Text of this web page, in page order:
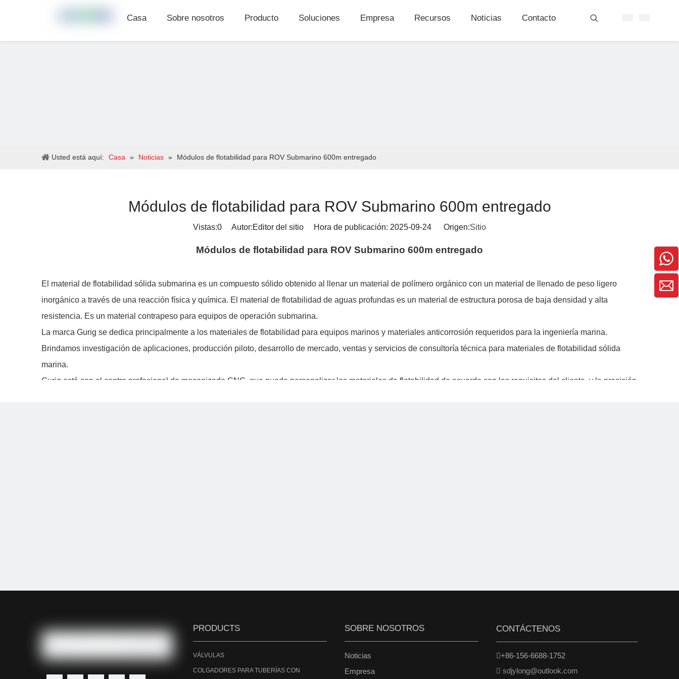
Casa Sobre nosotros Producto Soluciones Empresa Recursos Noticias Contacto
Usted está aquí: Casa » Noticias » Módulos de flotabilidad para ROV Submarino 600m entregado
Módulos de flotabilidad para ROV Submarino 600m entregado
Vistas:0 Autor:Editor del sitio Hora de publicación: 2025-09-24 Origen:Sitio
Módulos de flotabilidad para ROV Submarino 600m entregado
El material de flotabilidad sólida submarina es un compuesto sólido obtenido al llenar un material de polímero orgánico con un material de llenado de peso ligero
inorgánico a través de una reacción física y química. El material de flotabilidad de aguas profundas es un material de estructura porosa de baja densidad y alta
resistencia. Es un material contrapeso para equipos de operación submarina.
La marca Gurig se dedica principalmente a los materiales de flotabilidad para equipos marinos y materiales anticorrosión requeridos para la ingeniería marina.
Brindamos investigación de aplicaciones, producción piloto, desarrollo de mercado, ventas y servicios de consultoría técnica para materiales de flotabilidad sólida
marina.
Gurig está con el centro profesional de mecanizado CNC, que puede personalizar los materiales de flotabilidad de acuerdo con los requisitos del cliente, y la precisión
PRODUCTS
VÁLVULAS
COLGADORES PARA TUBERÍAS CON
SOBRE NOSOTROS
Noticias
Empresa
CONTÁCTENOS
+86-156-6688-1752
 sdjylong@outlook.com